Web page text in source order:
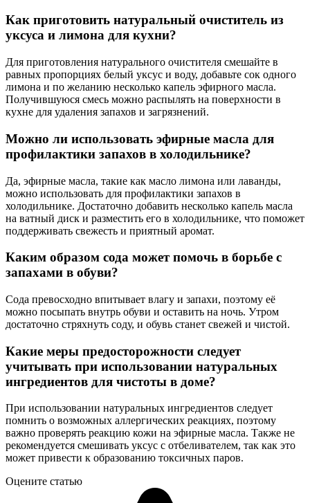
Как приготовить натуральный очиститель из
уксуса и лимона для кухни?
Для приготовления натурального очистителя смешайте в
равных пропорциях белый уксус и воду, добавьте сок одного
лимона и по желанию несколько капель эфирного масла.
Получившуюся смесь можно распылять на поверхности в
кухне для удаления запахов и загрязнений.
Можно ли использовать эфирные масла для
профилактики запахов в холодильнике?
Да, эфирные масла, такие как масло лимона или лаванды,
можно использовать для профилактики запахов в
холодильнике. Достаточно добавить несколько капель масла
на ватный диск и разместить его в холодильнике, что поможет
поддерживать свежесть и приятный аромат.
Каким образом сода может помочь в борьбе с
запахами в обуви?
Сода превосходно впитывает влагу и запахи, поэтому её
можно посыпать внутрь обуви и оставить на ночь. Утром
достаточно стряхнуть соду, и обувь станет свежей и чистой.
Какие меры предосторожности следует
учитывать при использовании натуральных
ингредиентов для чистоты в доме?
При использовании натуральных ингредиентов следует
помнить о возможных аллергических реакциях, поэтому
важно проверять реакцию кожи на эфирные масла. Также не
рекомендуется смешивать уксус с отбеливателем, так как это
может привести к образованию токсичных паров.
Оцените статью